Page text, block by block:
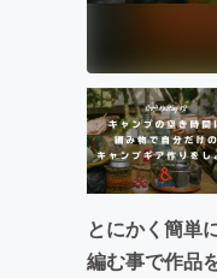
とにかく簡単
編む事で作品